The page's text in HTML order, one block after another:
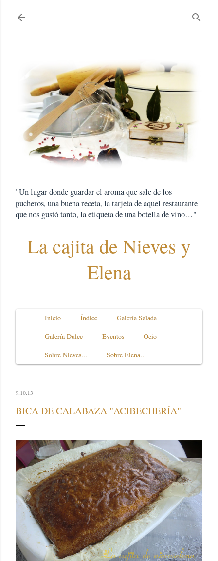
"Un lugar donde guardar el aroma que sale de los
pucheros, una buena receta, la tarjeta de aquel restaurante
que nos gustó tanto, la etiqueta de una botella de vino…"
La cajita de Nieves y
Elena
Inicio Índice
Galería Salada
Galería Dulce
Eventos
Ocio
Sobre Nieves...
Sobre Elena...
9.10.13
BICA DE CALABAZA "ACIBECHERÍA"